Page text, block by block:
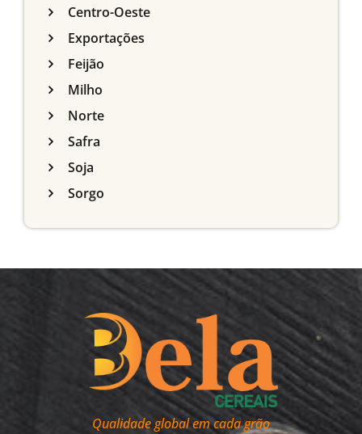
Centro-Oeste
Exportações
Feijão
Milho
Norte
Safra
Soja
Sorgo
Qualidade global em cada grão